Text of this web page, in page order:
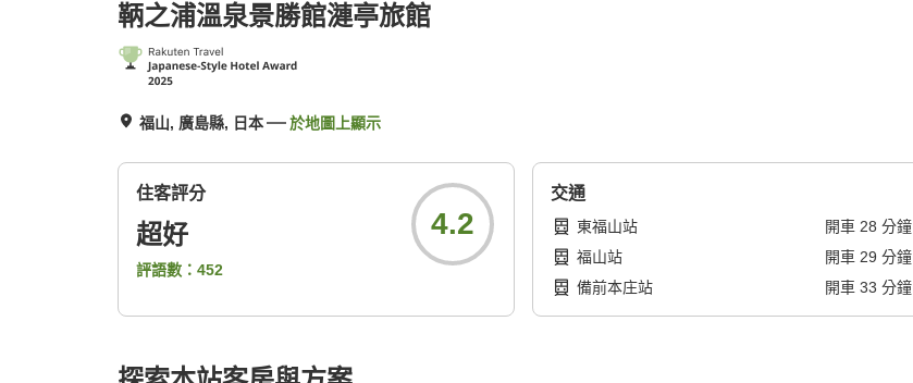
鞆之浦溫泉景勝館漣亭旅館
福山, 廣島縣, 日本 於地圖上顯示
住客評分
超好
評語數： 452
4.2
交通
東福山站 開車 28 分鐘
福山站
開車 29 分鐘
備前本庄站
開車 33 分鐘